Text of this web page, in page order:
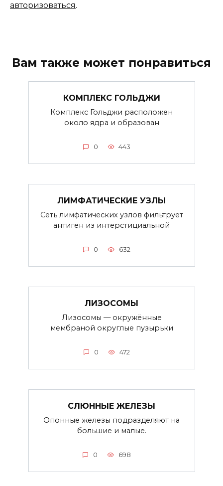
авторизоваться.
Вам также может понравиться
КОМПЛЕКС ГОЛЬДЖИ
Комплекс Гольджи расположен
около ядра и образован
0 443
ЛИМФАТИЧЕСКИЕ УЗЛЫ
Сеть лимфатических узлов фильтрует
антиген из интерстициальной
0 632
ЛИЗОСОМЫ
Лизосомы — окружённые
мембраной округлые пузырьки
0 472
СЛЮННЫЕ ЖЕЛЕЗЫ
Опонные железы подразделяют на
большие и малые.
0 698